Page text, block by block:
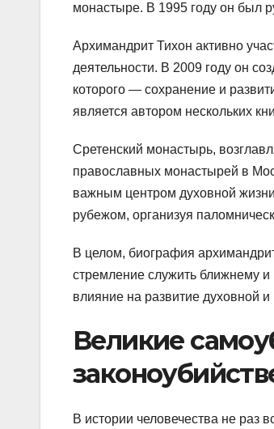
монастыре. В 1995 году он был
Архимандрит Тихон активно
деятельности. В 2009 году он
которого — сохранение и
является автором нескольких
Сретенский монастырь,
православных монастырей в
важным центром духовной
рубежом, организуя
В целом, биография
стремление служить ближнему и
влияние на развитие духовной и
Великие
В истории человечества не раз